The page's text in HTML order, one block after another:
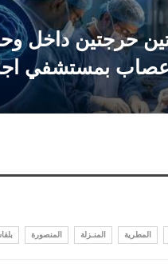
حرجتين داخل
بمستشفي
المطرية المنـزلة المنصورة